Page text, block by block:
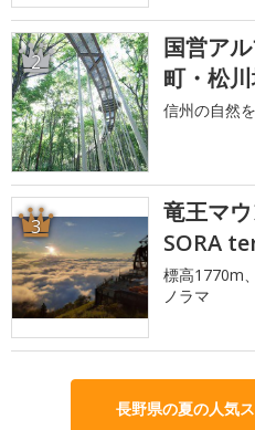
2
国営ア
町・松
信州の自然
3
竜王マ
SORA
標高1770m
ノラマ
長野県の夏の人気